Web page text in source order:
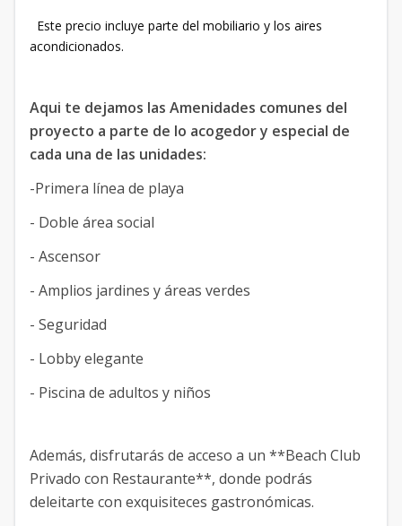
Este precio incluye parte del mobiliario y los aires
acondicionados.
Aqui te dejamos las Amenidades comunes del
proyecto a parte de lo acogedor y especial de
cada una de las unidades:
-Primera línea de playa
- Doble área social
- Ascensor
- Amplios jardines y áreas verdes
- Seguridad
- Lobby elegante
- Piscina de adultos y niños
Además, disfrutarás de acceso a un **Beach Club
Privado con Restaurante**, donde podrás
deleitarte con exquisiteces gastronómicas.